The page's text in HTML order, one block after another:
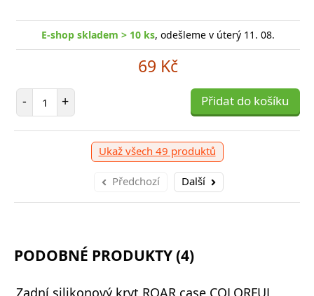
E-shop skladem > 10 ks, odešleme v úterý 11. 08.
69 Kč
- Počet položek
+ Přidat do košíku
Ukaž všech 49 produktů
Předchozí Další
PODOBNÉ PRODUKTY (4)